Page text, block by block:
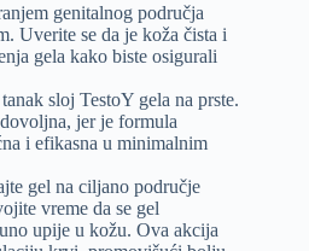
genitalnog područja
Uverite se da je koža čista i
gela kako biste osigurali
sloj TestoY gela na prste.
jer je formula
i efikasna u minimalnim
gel na ciljano područje
vreme da se gel
upije u kožu. Ova akcija